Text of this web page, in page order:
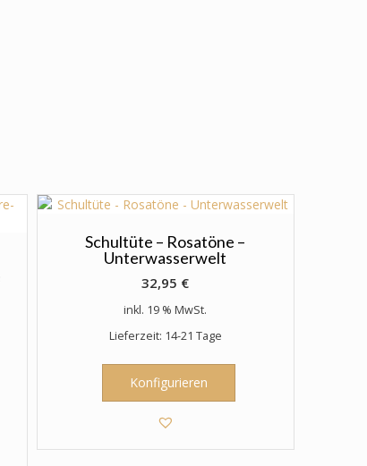
Schultüte – Rosatöne –
Unterwasserwelt
32,95 €
inkl. 19 % MwSt.
Lieferzeit: 14-21 Tage
Konfigurieren